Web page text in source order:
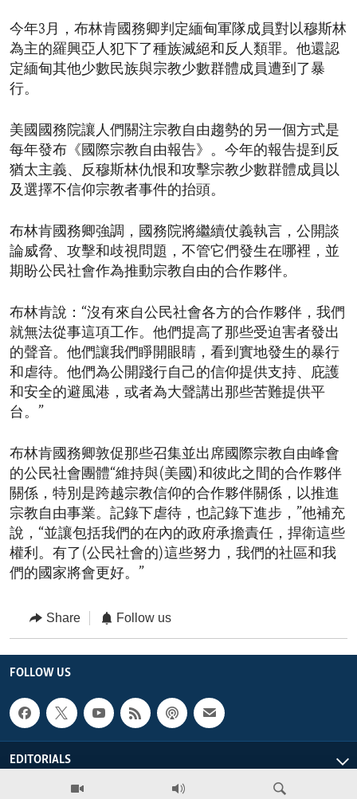
今年3月，布林肯國務卿判定緬甸軍隊成員對以穆斯林
為主的羅興亞人犯下了種族滅絕和反人類罪。他還認
定緬甸其他少數民族與宗教少數群體成員遭到了暴
行。
美國國務院讓人們關注宗教自由趨勢的另一個方式是
每年發布《國際宗教自由報告》。今年的報告提到反
猶太主義、反穆斯林仇恨和攻擊宗教少數群體成員以
及選擇不信仰宗教者事件的抬頭。
布林肯國務卿強調，國務院將繼續仗義執言，公開談
論威脅、攻擊和歧視問題，不管它們發生在哪裡，並
期盼公民社會作為推動宗教自由的合作夥伴。
布林肯說：“沒有來自公民社會各方的合作夥伴，我們
就無法從事這項工作。他們提高了那些受迫害者發出
的聲音。他們讓我們睜開眼睛，看到實地發生的暴行
和虐待。他們為公開踐行自己的信仰提供支持、庇護
和安全的避風港，或者為大聲講出那些苦難提供平
台。”
布林肯國務卿敦促那些召集並出席國際宗教自由峰會
的公民社會團體“維持與(美國)和彼此之間的合作夥伴
關係，特別是跨越宗教信仰的合作夥伴關係，以推進
宗教自由事業。記錄下虐待，也記錄下進步，”他補充
說，“並讓包括我們的在內的政府承擔責任，捍衛這些
權利。有了(公民社會的)這些努力，我們的社區和我
們的國家將會更好。”
Share Follow us
FOLLOW US
EDITORIALS